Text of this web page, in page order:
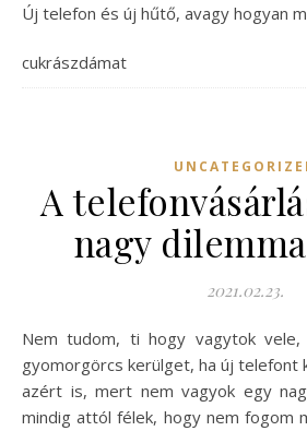
Új telefon és új hűtő, avagy hogyan
cukrászdámat
A
nagy
2021.02.23.
Nem tudom, ti hogy vagytok vele, de engem mindig a
gyomorgörcs kerülget, ha új telefont
azért is, mert nem vagyok egy
mindig attól félek, hogy nem fogom